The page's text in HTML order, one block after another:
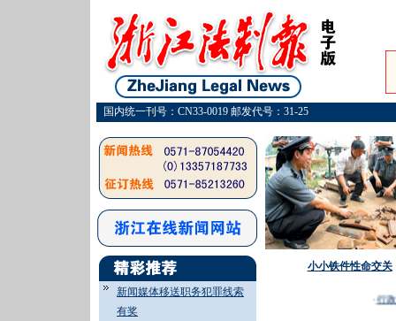
国内统一刊号：CN33-0019 邮发代号：31-25
新闻媒体移送职务犯罪线索
有奖
小小铁件性命交关
行政